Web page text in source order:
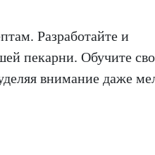
Разработайте и
пекарни. Обучите
внимание даже